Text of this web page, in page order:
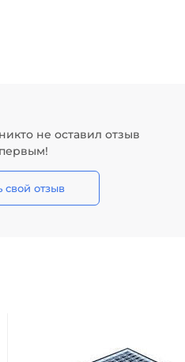
не оставил отзыв
свой отзыв